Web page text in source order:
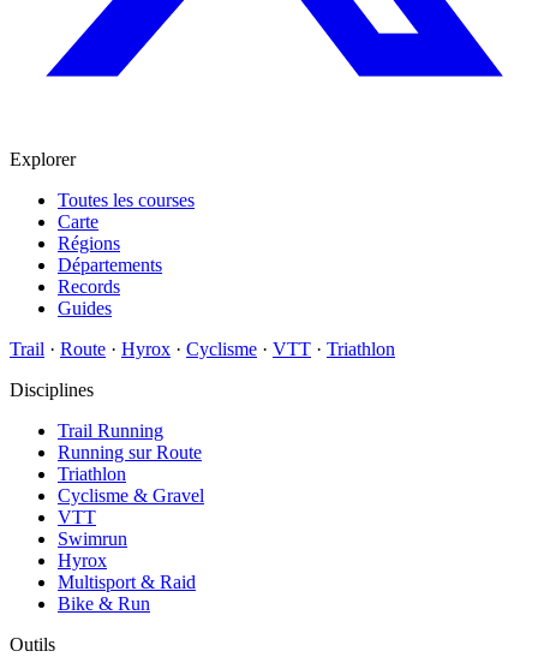
Explorer
Toutes les courses
Carte
Régions
Départements
Records
Guides
Trail · Route · Hyrox · Cyclisme · VTT · Triathlon
Disciplines
Trail Running
Running sur Route
Triathlon
Cyclisme & Gravel
VTT
Swimrun
Hyrox
Multisport & Raid
Bike & Run
Outils